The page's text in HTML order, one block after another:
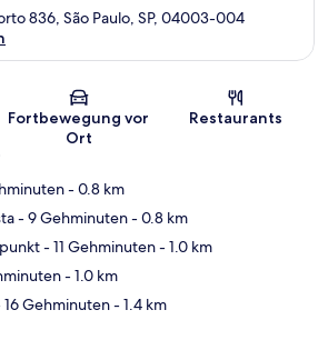
Karte
836, São Paulo, SP, 04003-004
Fortbewegung vor
Ort
Restaurants
- 0.8 km
- 9 Gehminuten- 0.8 km
- 11 Gehminuten- 1.0 km
- 1.0 km
16 Gehminuten- 1.4 km